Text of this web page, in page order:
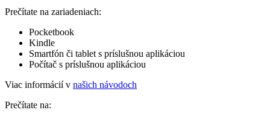
Prečítate na zariadeniach:
Pocketbook
Kindle
Smartfón či tablet s príslušnou aplikáciou
Počítač s príslušnou aplikáciou
Viac informácií v našich návodoch
Prečítate na: